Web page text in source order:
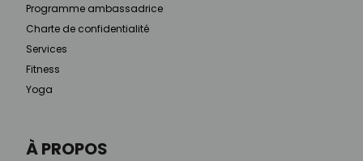
À PROPOS
Programme ambassadrice
Charte de confidentialité
Services
Fitness
Yoga